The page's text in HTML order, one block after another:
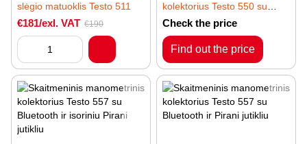
slėgio matuoklis Testo 511
€181/exl. VAT €190
kolektorius Testo 550 su
Bluetooth ir 3 zarnomis
Check the price
Find out the price